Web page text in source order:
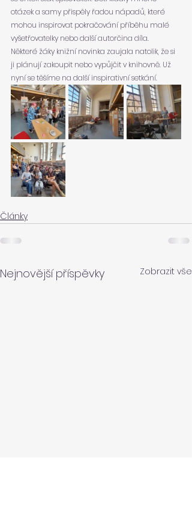
otázek a samy přispěly řadou nápadů, které
mohou inspirovat pokračování příběhu malé
vyšetřovatelky nebo další autorčina díla.
Některé žáky knižní novinka zaujala natolik, že si
ji plánují zakoupit nebo vypůjčit v knihovně. Už
nyní se těšíme na další inspirativní setkání.
Články
Nejnovější příspěvky Zobrazit vše